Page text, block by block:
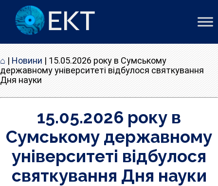
⌂ | Новини | 15.05.2026 року в Сумському
державному університеті відбулося святкування
Дня науки
15.05.2026 року в
Сумському державному
університеті відбулося
святкування Дня науки